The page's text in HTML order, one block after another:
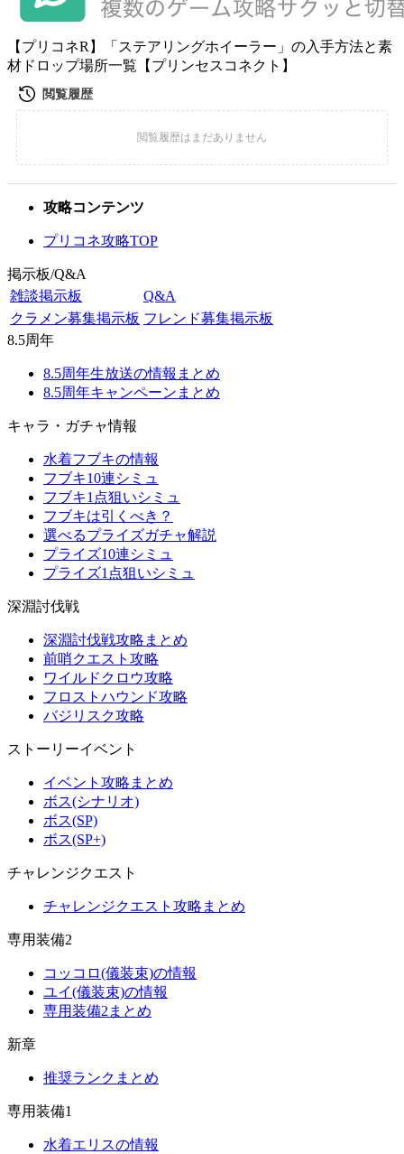
【プリコネR】「ステアリングホイーラー」の入手方法と素
材ドロップ場所一覧【プリンセスコネクト】
攻略コンテンツ
プリコネ攻略TOP
掲示板/Q&A
雑談掲示板
Q&A
クラメン募集掲示板 フレンド募集掲示板
8.5周年
8.5周年生放送の情報まとめ
8.5周年キャンペーンまとめ
キャラ・ガチャ情報
水着フブキの情報
フブキ10連シミュ
フブキ1点狙いシミュ
フブキは引くべき？
選べるプライズガチャ解説
プライズ10連シミュ
プライズ1点狙いシミュ
深淵討伐戦
深淵討伐戦攻略まとめ
前哨クエスト攻略
ワイルドクロウ攻略
フロストハウンド攻略
バジリスク攻略
ストーリーイベント
イベント攻略まとめ
ボス(シナリオ)
ボス(SP)
ボス(SP+)
チャレンジクエスト
チャレンジクエスト攻略まとめ
専用装備2
コッコロ(儀装束)の情報
ユイ(儀装束)の情報
専用装備2まとめ
新章
推奨ランクまとめ
専用装備1
水着エリスの情報